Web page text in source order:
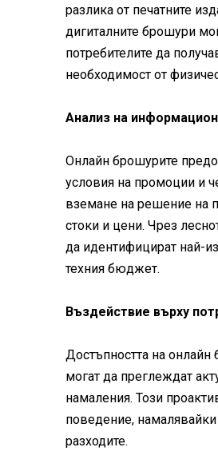
разлика от печатните
дигиталните брошури
потребителите да
необходимост от
Анализ на
Онлайн брошурите
условия на промоции и
вземане на решение на
стоки и цени. Чрез
да идентифицират най-
техния бюджет.
Въздействие върху
Достъпността на онлайн
могат да преглеждат
намаления. Този
поведение,
разходите.